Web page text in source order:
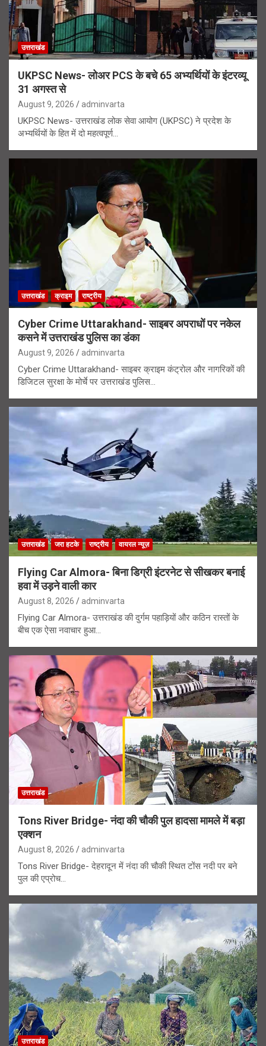
उत्तराखंड
UKPSC News- लोअर PCS के बचे 65 अभ्यर्थियों के इंटरव्यू
31 अगस्त से
August 9, 2026 adminvarta
UKPSC News- उत्तराखंड लोक सेवा आयोग (UKPSC) ने प्रदेश के
अभ्यर्थियों के हित में दो महत्वपूर्ण…
उत्तराखंड क्राइम राष्ट्रीय
Cyber Crime Uttarakhand- साइबर अपराधों पर नकेल
कसने में उत्तराखंड पुलिस का डंका
August 9, 2026 adminvarta
Cyber Crime Uttarakhand- साइबर क्राइम कंट्रोल और नागरिकों की
डिजिटल सुरक्षा के मोर्चे पर उत्तराखंड पुलिस…
उत्तराखंड जरा हटके राष्ट्रीय वायरल न्यूज़
Flying Car Almora- बिना डिग्री इंटरनेट से सीखकर बनाई
हवा में उड़ने वाली कार
August 8, 2026 adminvarta
Flying Car Almora- उत्तराखंड की दुर्गम पहाड़ियों और कठिन रास्तों के
बीच एक ऐसा नवाचार हुआ…
उत्तराखंड
Tons River Bridge- नंदा की चौकी पुल हादसा मामले में बड़ा
एक्शन
August 8, 2026 adminvarta
Tons River Bridge- देहरादून में नंदा की चौकी स्थित टोंस नदी पर बने
पुल की एप्रोच…
उत्तराखंड